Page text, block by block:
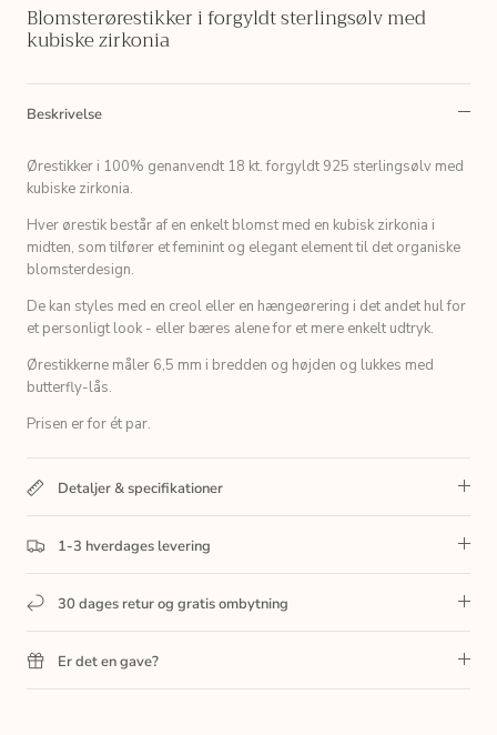
Blomsterørestikker i forgyldt sterlingsølv med
kubiske zirkonia
Beskrivelse
Ørestikker i 100% genanvendt 18 kt. forgyldt 925 sterlingsølv med
kubiske zirkonia.
Hver ørestik består af en enkelt blomst med en kubisk zirkonia i
midten, som tilfører et feminint og elegant element til det organiske
blomsterdesign.
De kan styles med en creol eller en hængeørering i det andet hul for
et personligt look - eller bæres alene for et mere enkelt udtryk.
Ørestikkerne måler 6,5 mm i bredden og højden og lukkes med
butterfly-lås.
Prisen er for ét par.
Detaljer & specifikationer
1-3 hverdages levering
30 dages retur og gratis ombytning
Er det en gave?